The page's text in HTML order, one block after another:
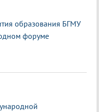
образования БГМУ
форуме